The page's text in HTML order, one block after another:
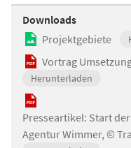
Downloads
Projektgebiete
Vortrag
Herunterladen
Presseartikel: Start
Agentur Wimmer, ©